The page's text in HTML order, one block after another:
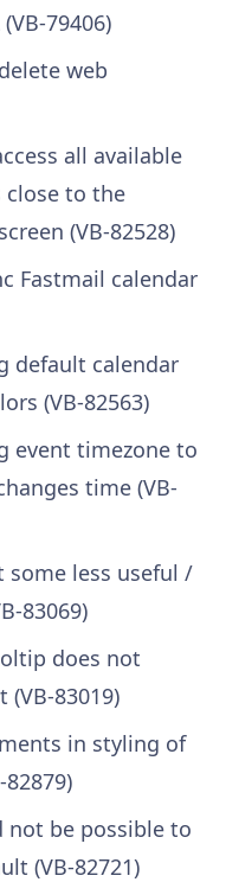
79406)
web
all available
close to the
(VB-82528)
Fastmail calendar
default calendar
(VB-82563)
event timezone to
time (VB-
some less useful /
83069)
does not
(VB-83019)
in styling of
not be possible to
(VB-82721)